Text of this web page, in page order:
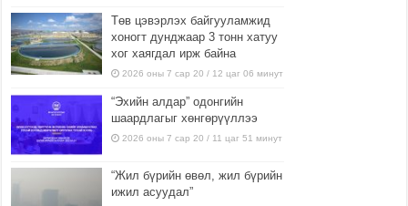
Төв цэвэрлэх байгууламжид
хоногт дунджаар 3 тонн хатуу
хог хаягдал ирж байна
2026 оны 7 сар 20 / 12 цаг 06 минут
“Эхийн алдар” одонгийн
шаардлагыг хөнгөрүүллээ
2026 оны 7 сар 20 / 11 цаг 51 минут
“Жил бүрийн өвөл, жил бүрийн
ижил асуудал”